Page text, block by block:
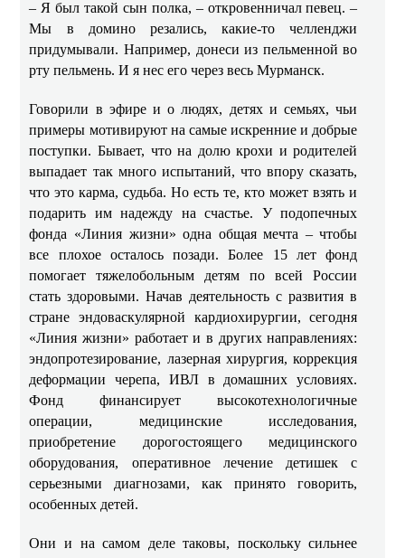
– Я был такой сын полка, – откровенничал певец. –
Мы в домино резались, какие-то челленджи
придумывали. Например, донеси из пельменной во
рту пельмень. И я нес его через весь Мурманск.
Говорили в эфире и о людях, детях и семьях, чьи
примеры мотивируют на самые искренние и добрые
поступки. Бывает, что на долю крохи и родителей
выпадает так много испытаний, что впору сказать,
что это карма, судьба. Но есть те, кто может взять и
подарить им надежду на счастье. У подопечных
фонда «Линия жизни» одна общая мечта – чтобы
все плохое осталось позади. Более 15 лет фонд
помогает тяжелобольным детям по всей России
стать здоровыми. Начав деятельность с развития в
стране эндоваскулярной кардиохирургии, сегодня
«Линия жизни» работает и в других направлениях:
эндопротезирование, лазерная хирургия, коррекция
деформации черепа, ИВЛ в домашних условиях.
Фонд финансирует высокотехнологичные
операции, медицинские исследования,
приобретение дорогостоящего медицинского
оборудования, оперативное лечение детишек с
серьезными диагнозами, как принято говорить,
особенных детей.
Они и на самом деле таковы, поскольку сильнее